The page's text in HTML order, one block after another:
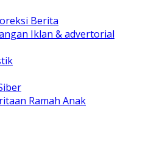
Berita
Iklan & advertorial
Ramah Anak